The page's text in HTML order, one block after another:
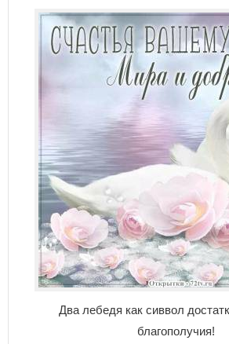
Два лебедя как сиввол
благополучия!